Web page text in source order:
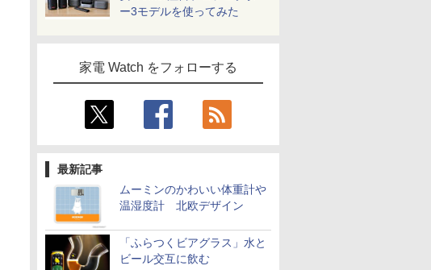
ー3モデルを使ってみた
家電 Watch をフォローする
最新記事
ムーミンのかわいい体重計や
温湿度計 北欧デザイン
「ふらつくビアグラス」水と
ビール交互に飲む